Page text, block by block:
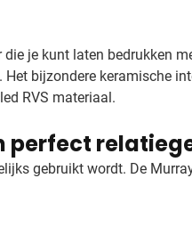
die je kunt laten
bijzondere keramische
RVS materiaal.
perfect
gebruikt wordt. De